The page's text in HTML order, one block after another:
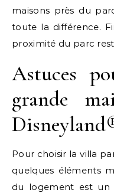
maisons près du
toute la différence.
proximité du parc
Astuces
grande
Pour choisir la villa
quelques éléments
du logement est un